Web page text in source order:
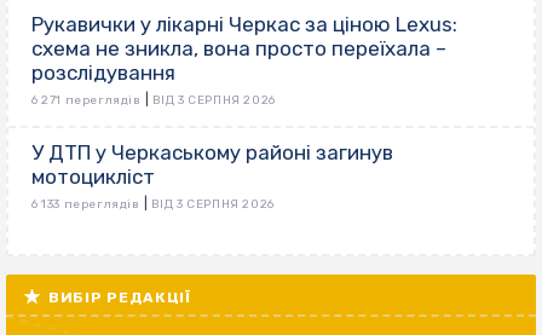
Рукавички у лікарні Черкас за ціною Lexus:
схема не зникла, вона просто переїхала –
розслідування
6 271 переглядів ВІД 3 СЕРПНЯ 2026
У ДТП у Черкаському районі загинув
мотоцикліст
6 133 переглядів ВІД 3 СЕРПНЯ 2026
ВИБІР РЕДАКЦІЇ